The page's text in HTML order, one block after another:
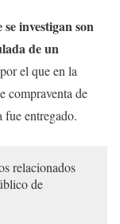
se investigan son
de un
el que en la
compraventa de
fue entregado.
relacionados
de